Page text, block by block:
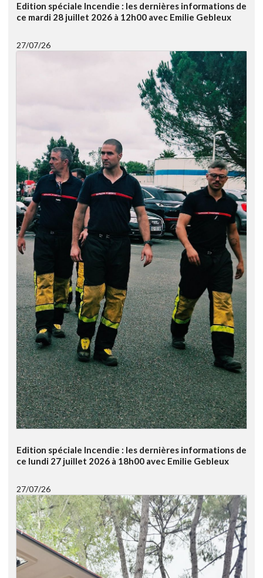
Edition spéciale Incendie : les dernières informations de
ce mardi 28 juillet 2026 à 12h00 avec Emilie Gebleux
27/07/26
Edition spéciale Incendie : les dernières informations de
ce lundi 27 juillet 2026 à 18h00 avec Emilie Gebleux
27/07/26